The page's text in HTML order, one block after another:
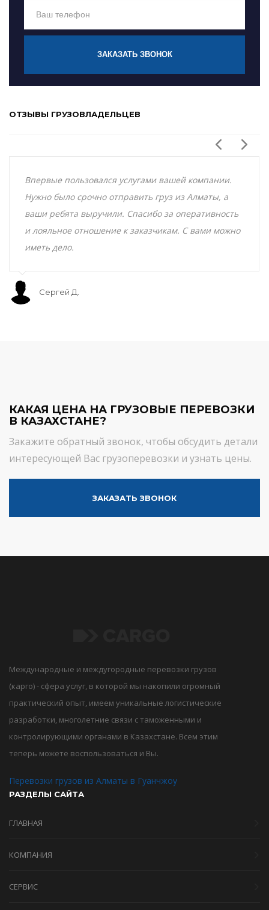
ЗАКАЗАТЬ ЗВОНОК
ОТЗЫВЫ ГРУЗОВЛАДЕЛЬЦЕВ
Впервые пользовался услугами вашей компании.
Нужно было срочно отправить груз из Алматы, а
ваши ребята выручили. Спасибо за оперативность
и лояльное отношение к заказчикам. С вами можно
иметь дело.
Сергей Д.
КАКАЯ ЦЕНА НА ГРУЗОВЫЕ ПЕРЕВОЗКИ
В КАЗАХСТАНЕ?
Закажите обратный звонок, чтобы обсудить детали
интересующей Вас грузоперевозки и узнать цены.
ЗАКАЗАТЬ ЗВОНОК
Международные и междугородные перевозки грузов
(карго) - сфера услуг, в которой мы накопили огромный
практический опыт, имеем уникальные логистические
разработки, многолетние связи с таможенными и
контролирующими органами в Казахстане. Всем этим
теперь можете воспользоваться и Вы.
Перевозки грузов из Алматы в Гуанчжоу
РАЗДЕЛЫ САЙТА
ГЛАВНАЯ
КОМПАНИЯ
СЕРВИС